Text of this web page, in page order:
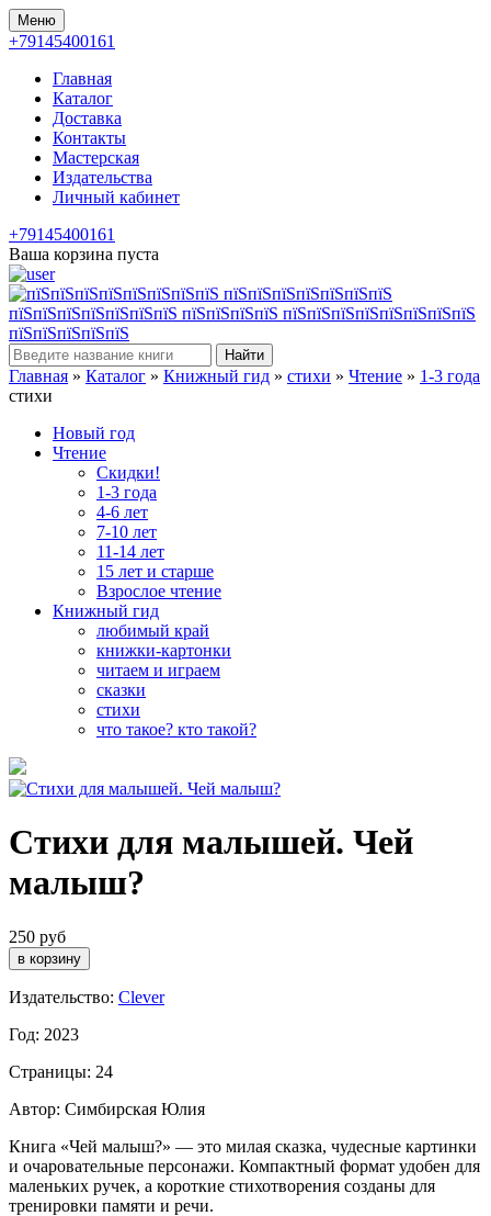
Меню
+79145400161
Главная
Каталог
Доставка
Контакты
Мастерская
Издательства
Личный кабинет
+79145400161
Ваша корзина пуста
Найти
Главная » Каталог » Книжный гид » стихи » Чтение » 1-3 года
стихи
Новый год
Чтение
Скидки!
1-3 года
4-6 лет
7-10 лет
11-14 лет
15 лет и старше
Взрослое чтение
Книжный гид
любимый край
книжки-картонки
читаем и играем
сказки
стихи
что такое? кто такой?
Стихи для малышей. Чей
малыш?
250 руб
Издательство: Clever
Год: 2023
Страницы: 24
Автор: Симбирская Юлия
Книга «Чей малыш?» — это милая сказка, чудесные картинки
и очаровательные персонажи. Компактный формат удобен для
маленьких ручек, а короткие стихотворения созданы для
тренировки памяти и речи.